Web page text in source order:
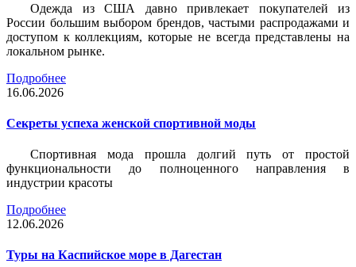
Одежда из США давно привлекает покупателей из
России большим выбором брендов, частыми распродажами и
доступом к коллекциям, которые не всегда представлены на
локальном рынке.
Подробнее
16.06.2026
Секреты успеха женской спортивной моды
Спортивная мода прошла долгий путь от простой
функциональности до полноценного направления в
индустрии красоты
Подробнее
12.06.2026
Туры на Каспийское море в Дагестан